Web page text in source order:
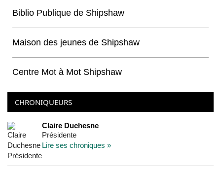
Biblio Publique de Shipshaw
Maison des jeunes de Shipshaw
Centre Mot à Mot Shipshaw
CHRONIQUEURS
Claire Duchesne
Présidente
Lire ses chroniques »